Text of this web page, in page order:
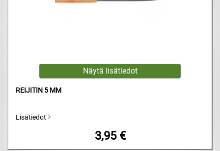
REIJITIN 5 MM
Lisätiedot
3,95 €